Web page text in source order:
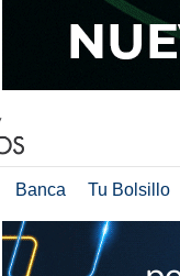
Banca Tu Bolsillo